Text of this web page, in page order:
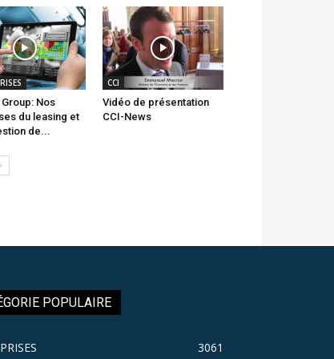
Nos
du leasing et
de...
CCI
Vidéo de présentation
CCI-News
POPULAIRE
3061